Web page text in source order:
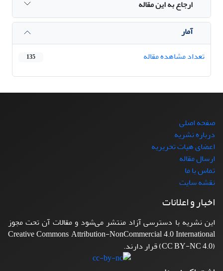
ارجاع به این مقاله
آمار
تعداد مشاهده مقاله
135
صفحه اصلی
درباره نشریه
اعضای هیات تحریریه
ارسال مقاله
تماس با ما
نقشه سایت
اخبار و اعلانات
این نشریه با دسترسی آزاد منتشر می‌شود و مقالات آن تحت مجوز
Creative Commons Attribution-NonCommercial 4.0 International
(CC BY-NC 4.0) قرار دارند.